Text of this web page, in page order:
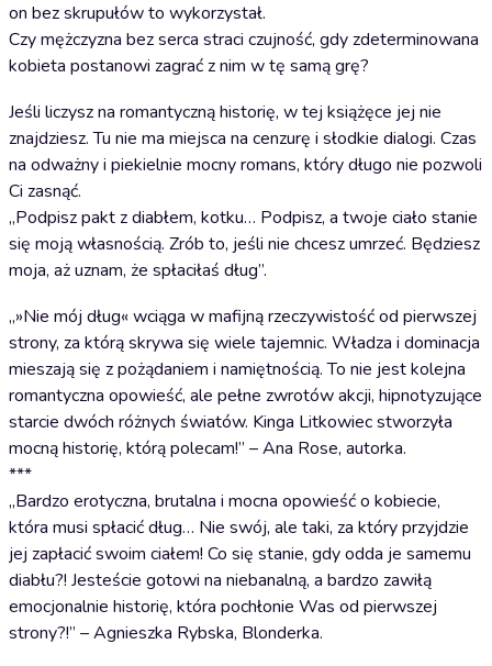
on bez skrupułów to wykorzystał.
Czy mężczyzna bez serca straci czujność, gdy zdeterminowana
kobieta postanowi zagrać z nim w tę samą grę?
Jeśli liczysz na romantyczną historię, w tej książęce jej nie
znajdziesz. Tu nie ma miejsca na cenzurę i słodkie dialogi. Czas
na odważny i piekielnie mocny romans, który długo nie pozwoli
Ci zasnąć.
„Podpisz pakt z diabłem, kotku… Podpisz, a twoje ciało stanie
się moją własnością. Zrób to, jeśli nie chcesz umrzeć. Będziesz
moja, aż uznam, że spłaciłaś dług”.
„»Nie mój dług« wciąga w mafijną rzeczywistość od pierwszej
strony, za którą skrywa się wiele tajemnic. Władza i dominacja
mieszają się z pożądaniem i namiętnością. To nie jest kolejna
romantyczna opowieść, ale pełne zwrotów akcji, hipnotyzujące
starcie dwóch różnych światów. Kinga Litkowiec stworzyła
mocną historię, którą polecam!” – Ana Rose, autorka.
***
„Bardzo erotyczna, brutalna i mocna opowieść o kobiecie,
która musi spłacić dług… Nie swój, ale taki, za który przyjdzie
jej zapłacić swoim ciałem! Co się stanie, gdy odda je samemu
diabłu?! Jesteście gotowi na niebanalną, a bardzo zawiłą
emocjonalnie historię, która pochłonie Was od pierwszej
strony?!” – Agnieszka Rybska, Blonderka.